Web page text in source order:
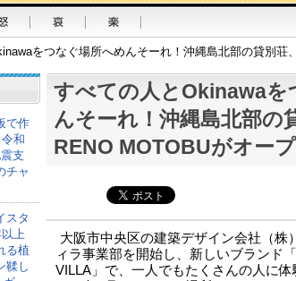
をつなぐ場所へめんそーれ！沖縄島北部の貸別荘
で作
和
支
チャ
スタ
上
る植
鞣し
すべての人とOkinawaを
んそーれ！沖縄島北部の
RENO MOTOBUがオープ
大阪市中央区の建築デザイン会社（株
ィラ事業部を開始し、新しいブランド
VILLA」で、一人でもたくさんの人に体